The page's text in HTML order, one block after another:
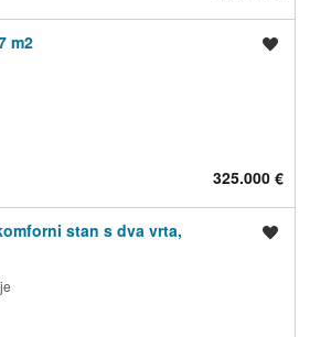
m2
325.000 €
stan s dva vrta,